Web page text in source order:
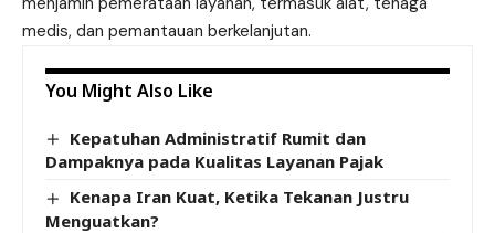
medis, dan pemantauan berkelanjutan.
You Might Also Like
Kepatuhan Administratif Rumit dan
Dampaknya pada Kualitas Layanan Pajak
Kenapa Iran Kuat, Ketika Tekanan Justru
Menguatkan?